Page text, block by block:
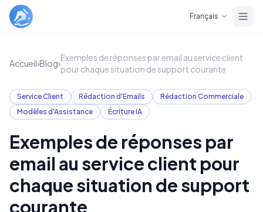
Français
Accueil›Blog›
Exemples de réponses par email au service client
pour chaque situation de support courante
Service Client Rédaction d'Emails
Rédaction Commerciale
Modèles d'Assistance
Écriture IA
Exemples de réponses par
email au service client pour
chaque situation de support
courante